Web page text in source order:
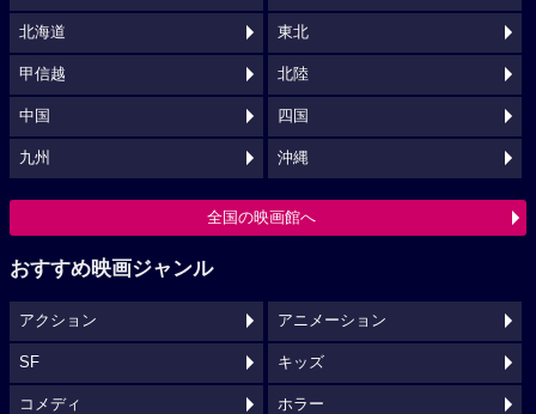
北海道 東北
甲信越 北陸
中国 四国
九州 沖縄
全国の映画館へ
おすすめ映画ジャンル
アクション アニメーション
SF キッズ
コメディ ホラー